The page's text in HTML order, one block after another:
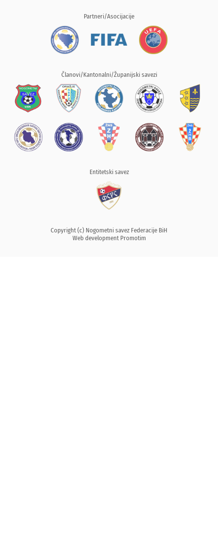
Partneri/Asocijacije
Članovi/Kantonalni/Županijski savezi
Entitetski savez
Copyright (c) Nogometni savez Federacije BiH
Web development Promotim